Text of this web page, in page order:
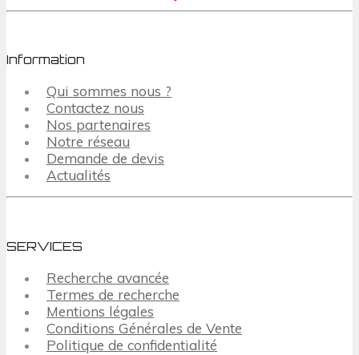
Information
Qui sommes nous ?
Contactez nous
Nos partenaires
Notre réseau
Demande de devis
Actualités
SERVICES
Recherche avancée
Termes de recherche
Mentions légales
Conditions Générales de Vente
Politique de confidentialité